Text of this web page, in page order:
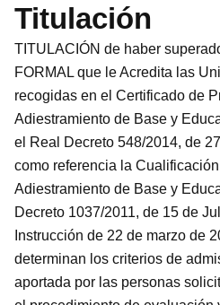
Titulación
TITULACIÓN de haber
FORMAL que le Acredita las
recogidas en el Certificado de
Adiestramiento de Base y
el Real Decreto 548/2014, de
como referencia la
Adiestramiento de Base y
Decreto 1037/2011, de 15 de
Instrucción de 22 de marzo de
determinan los criterios de
aportada por las personas